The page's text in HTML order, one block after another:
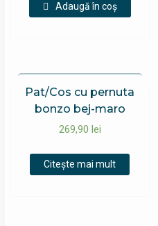
Adaugă în coș
Pat/Cos cu pernuta
bonzo bej-maro
269,90 lei
Citește mai mult